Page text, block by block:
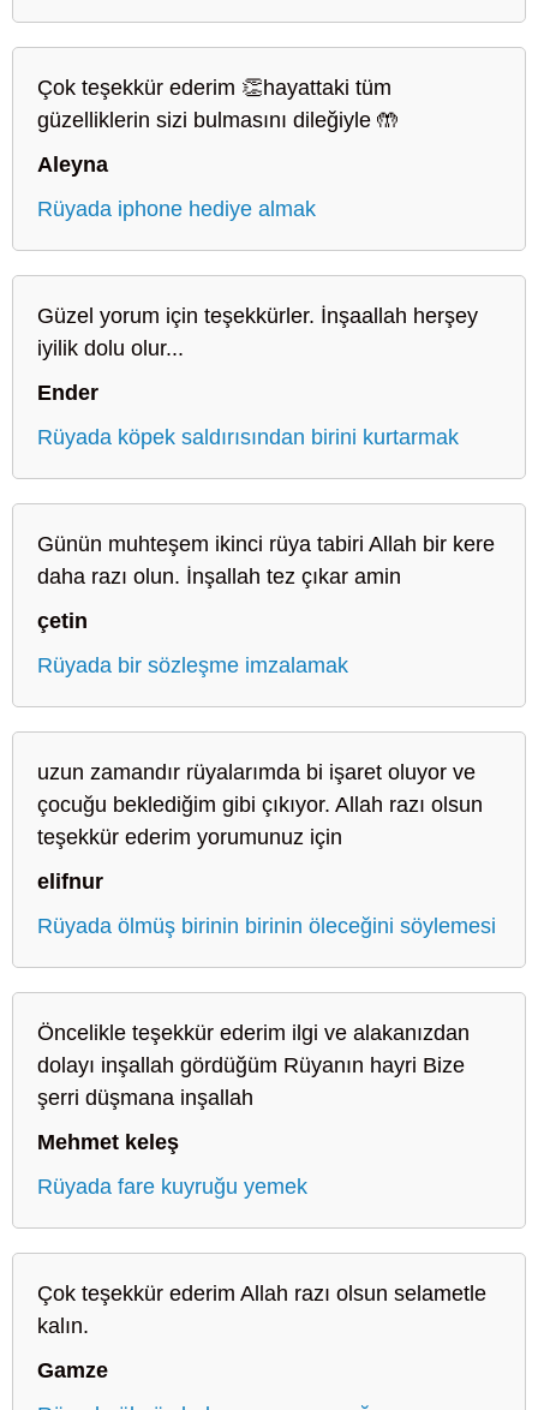
Çok teşekkür ederim 👏hayattaki tüm
güzelliklerin sizi bulmasını dileğiyle 🤲
Aleyna
Rüyada iphone hediye almak
Güzel yorum için teşekkürler. İnşaallah herşey
iyilik dolu olur...
Ender
Rüyada köpek saldırısından birini kurtarmak
Günün muhteşem ikinci rüya tabiri Allah bir kere
daha razı olun. İnşallah tez çıkar amin
çetin
Rüyada bir sözleşme imzalamak
uzun zamandır rüyalarımda bi işaret oluyor ve
çocuğu beklediğim gibi çıkıyor. Allah razı olsun
teşekkür ederim yorumunuz için
elifnur
Rüyada ölmüş birinin birinin öleceğini söylemesi
Öncelikle teşekkür ederim ilgi ve alakanızdan
dolayı inşallah gördüğüm Rüyanın hayri Bize
şerri düşmana inşallah
Mehmet keleş
Rüyada fare kuyruğu yemek
Çok teşekkür ederim Allah razı olsun selametle
kalın.
Gamze